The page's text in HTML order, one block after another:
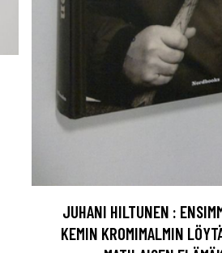
JUHANI HILTUNEN :
KEMIN KROMIMALMIN